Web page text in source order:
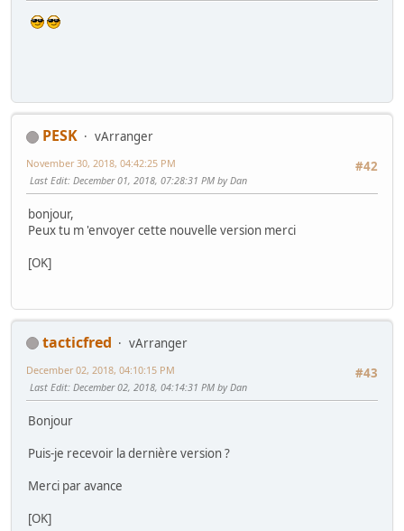
PESK
vArranger
#42
November 30, 2018, 04:42:25 PM
Last Edit: December 01, 2018, 07:28:31 PM by Dan
bonjour,
Peux tu m 'envoyer cette nouvelle version merci
[OK]
tacticfred
vArranger
#43
December 02, 2018, 04:10:15 PM
Last Edit: December 02, 2018, 04:14:31 PM by Dan
Bonjour
Puis-je recevoir la dernière version ?
Merci par avance
[OK]